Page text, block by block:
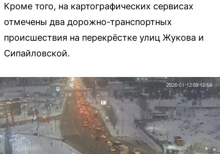
Кроме того, на картографических сервисах
отмечены два дорожно-транспортных
происшествия на перекрёстке улиц Жукова и
Сипайловской.